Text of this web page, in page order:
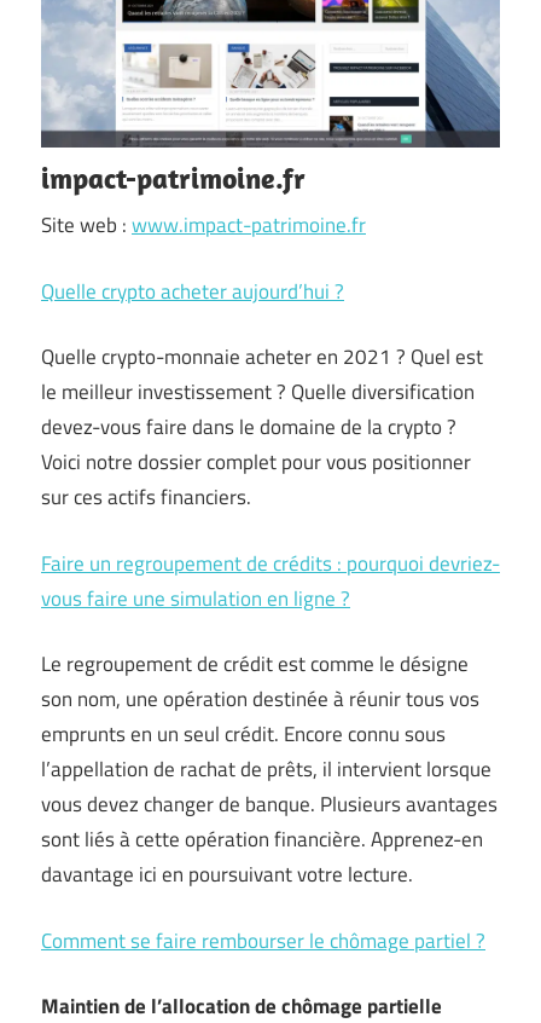
impact-patrimoine.fr
Site web :www.impact-patrimoine.fr
Quelle crypto acheter aujourd’hui ?
Quelle crypto-monnaie acheter en 2021 ? Quel est
le meilleur investissement ? Quelle diversification
devez-vous faire dans le domaine de la crypto ?
Voici notre dossier complet pour vous positionner
sur ces actifs financiers.
Faire un regroupement de crédits : pourquoi devriez-
vous faire une simulation en ligne ?
Le regroupement de crédit est comme le désigne
son nom, une opération destinée à réunir tous vos
emprunts en un seul crédit. Encore connu sous
l’appellation de rachat de prêts, il intervient lorsque
vous devez changer de banque. Plusieurs avantages
sont liés à cette opération financière. Apprenez-en
davantage ici en poursuivant votre lecture.
Comment se faire rembourser le chômage partiel ?
Maintien de l’allocation de chômage partielle